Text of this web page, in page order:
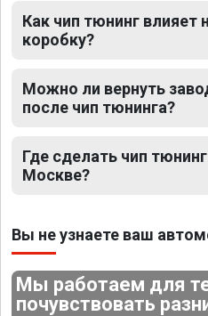
Как чип тюнинг влияет
коробку?
Можно ли вернуть
после чип тюнинга?
Где сделать чип
Москве?
Вы не узнаете ваш
Мы работаем для
почувствовать